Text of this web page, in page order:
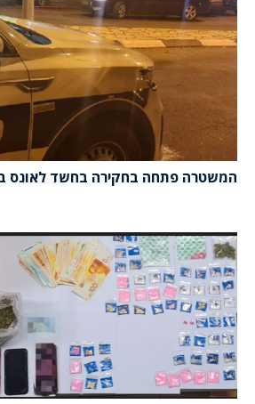
המשטרה פתחה בחקירה בחשד לאונס